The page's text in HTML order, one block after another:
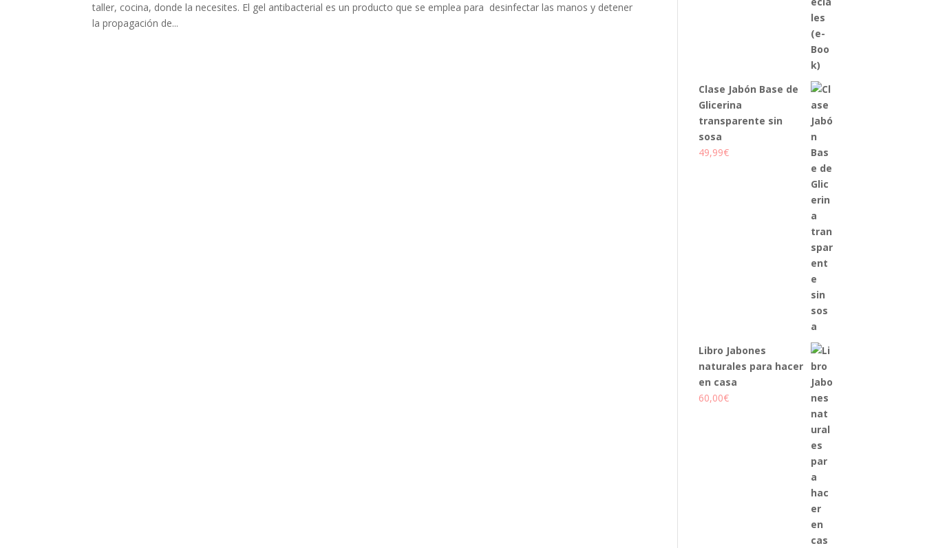
taller, cocina, donde la necesites. El gel antibacterial es un producto que se emplea para desinfectar las manos y detener
la propagación de...
Clase Jabón Base de
Glicerina
transparente sin
sosa
49,99€
Libro Jabones
naturales para hacer
en casa
60,00€